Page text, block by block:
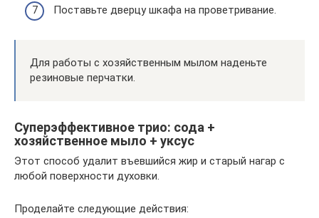
Поставьте дверцу шкафа на проветривание.
Для работы с хозяйственным мылом наденьте
резиновые перчатки.
Суперэффективное трио: сода +
хозяйственное мыло + уксус
Этот способ удалит въевшийся жир и старый нагар с
любой поверхности духовки.
Проделайте следующие действия: